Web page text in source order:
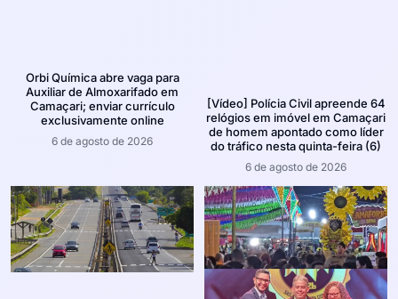
Orbi Química abre vaga para
Auxiliar de Almoxarifado em
Camaçari; enviar currículo
exclusivamente online
6 de agosto de 2026
[Vídeo] Polícia Civil apreende 64
relógios em imóvel em Camaçari
de homem apontado como líder
do tráfico nesta quinta-feira (6)
6 de agosto de 2026